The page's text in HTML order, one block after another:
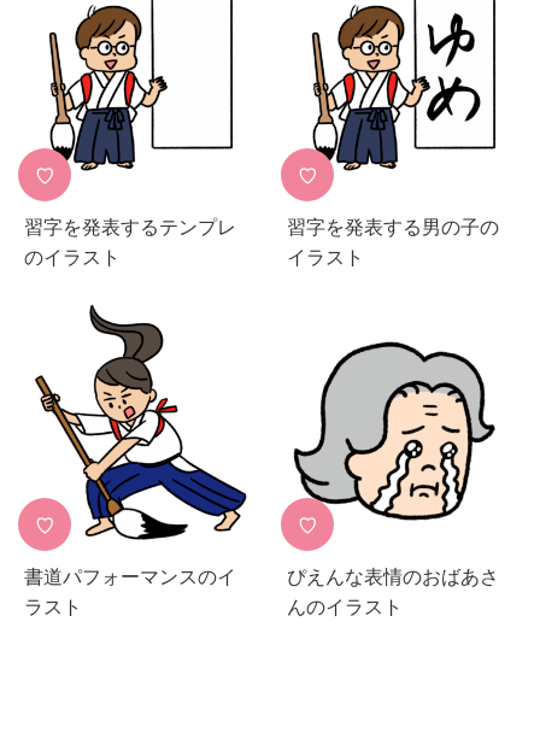
♡
習字を発表するテンプレ
のイラスト
♡
習字を発表する男の子の
イラスト
♡
書道パフォーマンスのイ
ラスト
♡
ぴえんな表情のおばあさ
んのイラスト